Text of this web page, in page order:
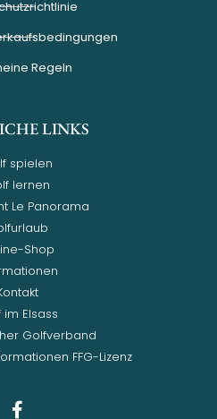
Regeln
LINKS
spielen
lernen
Le Panorama
Shop
im Elsass
Golfverband
FFG-Lizenz